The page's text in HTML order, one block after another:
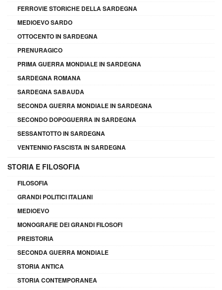
FERROVIE STORICHE DELLA SARDEGNA
MEDIOEVO SARDO
OTTOCENTO IN SARDEGNA
PRENURAGICO
PRIMA GUERRA MONDIALE IN SARDEGNA
SARDEGNA ROMANA
SARDEGNA SABAUDA
SECONDA GUERRA MONDIALE IN SARDEGNA
SECONDO DOPOGUERRA IN SARDEGNA
SESSANTOTTO IN SARDEGNA
VENTENNIO FASCISTA IN SARDEGNA
STORIA E FILOSOFIA
FILOSOFIA
GRANDI POLITICI ITALIANI
MEDIOEVO
MONOGRAFIE DEI GRANDI FILOSOFI
PREISTORIA
SECONDA GUERRA MONDIALE
STORIA ANTICA
STORIA CONTEMPORANEA